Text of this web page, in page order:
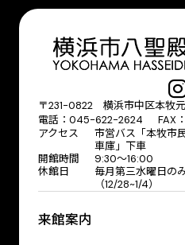
〒231-0822 横浜市中区本牧
電話：045-622-2624 FAX
アクセス
市営バス「本牧市
車庫」下車
開館時間
9:30〜16:00
休館日
毎月第三水曜日の
（12/28~1/4）
来館案内